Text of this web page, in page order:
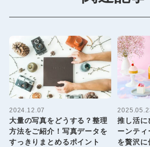
2024.12.07
大量の写真をどうする？整理
方法をご紹介！写真データを
すっきりまとめるポイント
推し活に
ーンテ
を贅沢に